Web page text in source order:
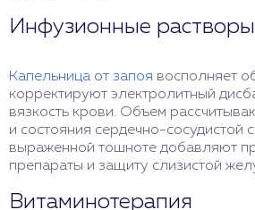
Инфузионные растворы
Капельница от запоя восполняет
корректируют электролитный
вязкость крови. Объем
и состояния сердечно-сосудистой
выраженной тошноте добавляют
препараты и защиту слизистой
Витаминотерапия